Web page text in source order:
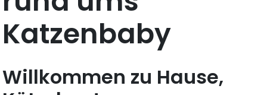
Katzenbaby
Willkommen zu Hause,